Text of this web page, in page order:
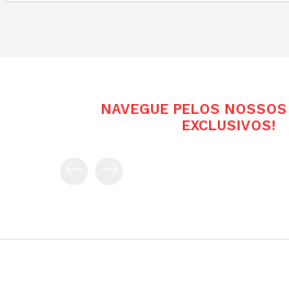
NAVEGUE PELOS
EXCLUSIVOS!